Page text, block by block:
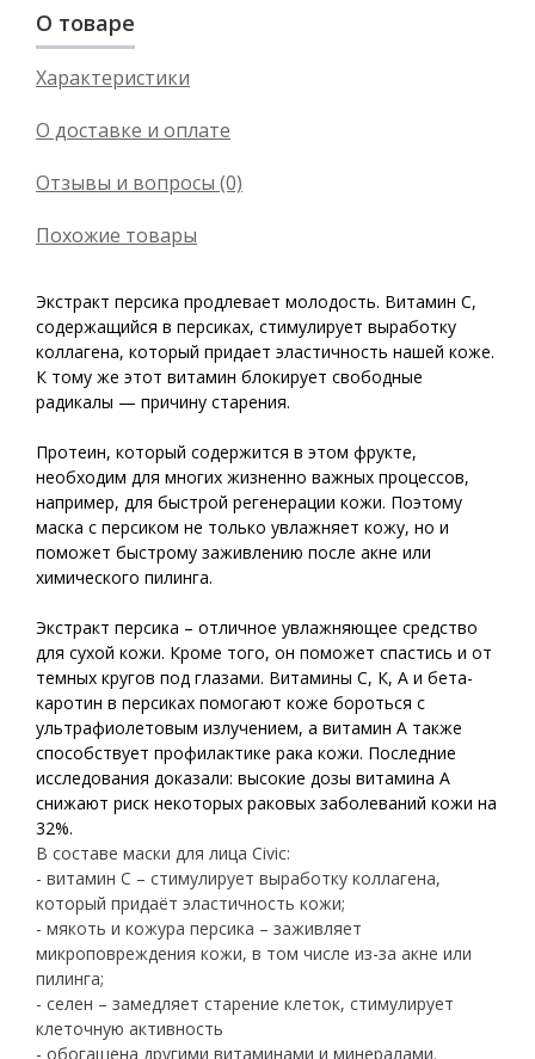
О товаре
Характеристики
О доставке и оплате
Отзывы и вопросы (0)
Похожие товары
Экстракт персика продлевает молодость. Витамин С,
содержащийся в персиках, стимулирует выработку
коллагена, который придает эластичность нашей коже.
К тому же этот витамин блокирует свободные
радикалы — причину старения.
Протеин, который содержится в этом фрукте,
необходим для многих жизненно важных процессов,
например, для быстрой регенерации кожи. Поэтому
маска с персиком не только увлажняет кожу, но и
поможет быстрому заживлению после акне или
химического пилинга.
Экстракт персика – отличное увлажняющее средство
для сухой кожи. Кроме того, он поможет спастись и от
темных кругов под глазами. Витамины С, К, А и бета-
каротин в персиках помогают коже бороться с
ультрафиолетовым излучением, а витамин А также
способствует профилактике рака кожи. Последние
исследования доказали: высокие дозы витамина А
снижают риск некоторых раковых заболеваний кожи на
32%.
В составе маски для лица Сivic:
- витамин С – стимулирует выработку коллагена,
который придаёт эластичность кожи;
- мякоть и кожура персика – заживляет
микроповреждения кожи, в том числе из-за акне или
пилинга;
- селен – замедляет старение клеток, стимулирует
клеточную активность
- обогащена другими витаминами и минералами.